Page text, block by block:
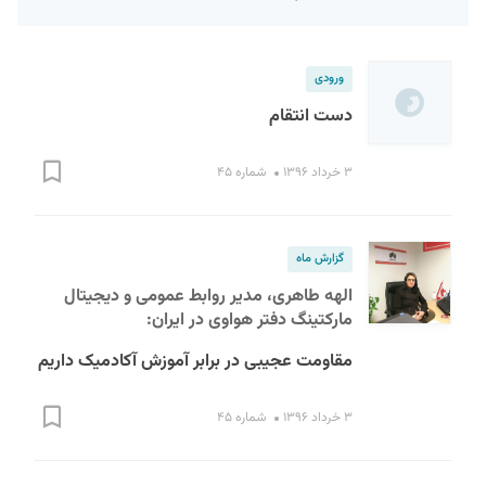
ورودی
دست انتقام
۳ خرداد ۱۳۹۶ شماره ۴۵
گزارش ماه
الهه طاهری، مدیر روابط عمومی و دیجیتال
مارکتینگ دفتر هواوی در ایران:
مقاومت عجیبی در برابر آموزش آکادمیک داریم
۳ خرداد ۱۳۹۶ شماره ۴۵